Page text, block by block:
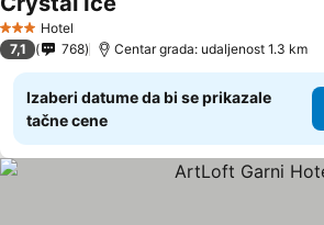
3 Zvezdice
Hotel
7,1 768 Centar grada: udaljenost 1.3 km
Izaberi datume da bi se prikazale
tačne cene